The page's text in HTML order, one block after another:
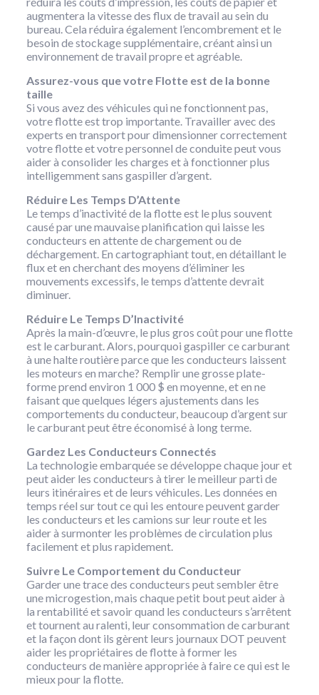
augmentera la vitesse des flux de travail au sein du
bureau. Cela réduira également l’encombrement et le
besoin de stockage supplémentaire, créant ainsi un
environnement de travail propre et agréable.
Assurez-vous que votre Flotte est de la bonne
taille
Si vous avez des véhicules qui ne fonctionnent pas,
votre flotte est trop importante. Travailler avec des
experts en transport pour dimensionner correctement
votre flotte et votre personnel de conduite peut vous
aider à consolider les charges et à fonctionner plus
intelligemment sans gaspiller d’argent.
Réduire Les Temps D’Attente
Le temps d’inactivité de la flotte est le plus souvent
causé par une mauvaise planification qui laisse les
conducteurs en attente de chargement ou de
déchargement. En cartographiant tout, en détaillant le
flux et en cherchant des moyens d’éliminer les
mouvements excessifs, le temps d’attente devrait
diminuer.
Réduire Le Temps D’Inactivité
Après la main-d’œuvre, le plus gros coût pour une flotte
est le carburant. Alors, pourquoi gaspiller ce carburant
à une halte routière parce que les conducteurs laissent
les moteurs en marche? Remplir une grosse plate-
forme prend environ 1 000 $ en moyenne, et en ne
faisant que quelques légers ajustements dans les
comportements du conducteur, beaucoup d’argent sur
le carburant peut être économisé à long terme.
Gardez Les Conducteurs Connectés
La technologie embarquée se développe chaque jour et
peut aider les conducteurs à tirer le meilleur parti de
leurs itinéraires et de leurs véhicules. Les données en
temps réel sur tout ce qui les entoure peuvent garder
les conducteurs et les camions sur leur route et les
aider à surmonter les problèmes de circulation plus
facilement et plus rapidement.
Suivre Le Comportement du Conducteur
Garder une trace des conducteurs peut sembler être
une microgestion, mais chaque petit bout peut aider à
la rentabilité et savoir quand les conducteurs s’arrêtent
et tournent au ralenti, leur consommation de carburant
et la façon dont ils gèrent leurs journaux DOT peuvent
aider les propriétaires de flotte à former les
conducteurs de manière appropriée à faire ce qui est le
mieux pour la flotte.